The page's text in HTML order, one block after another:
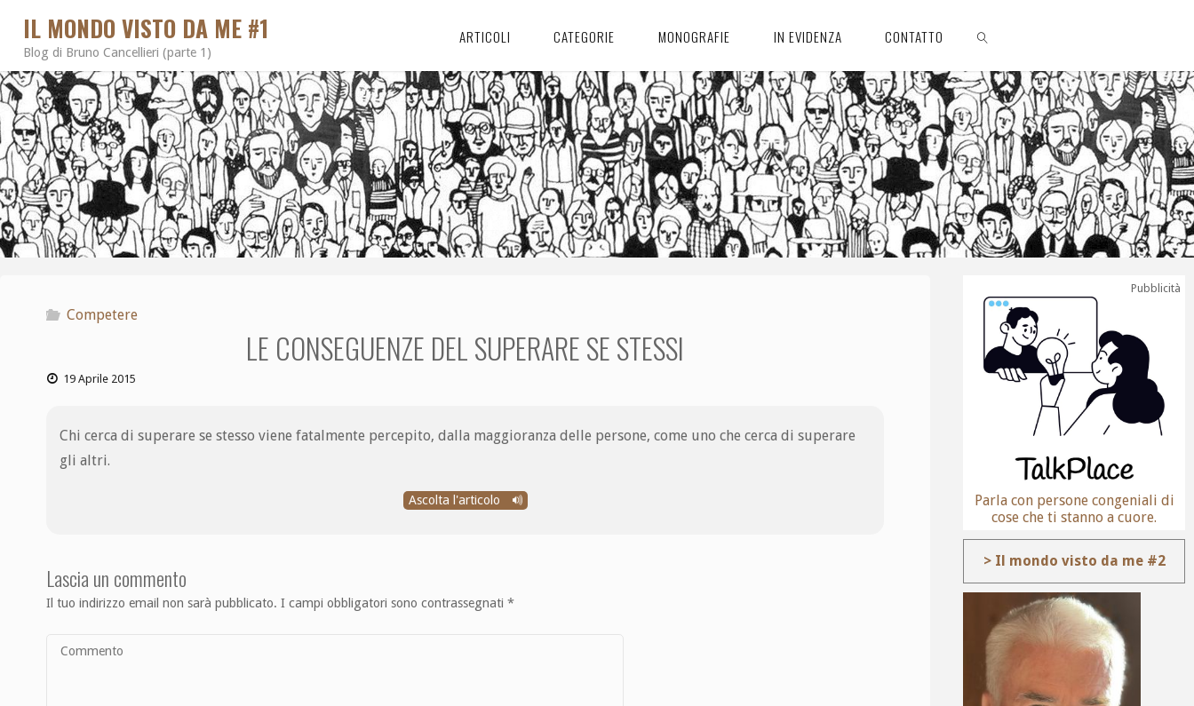
IL MONDO VISTO DA ME #1
Blog di Bruno Cancellieri (parte 1)
ARTICOLI CATEGORIE MONOGRAFIE IN EVIDENZA CONTATTO
CERCA
Competere
LE CONSEGUENZE DEL SUPERARE SE STESSI
19 Aprile 2015
Chi cerca di superare se stesso viene fatalmente percepito, dalla maggioranza delle persone, come uno che cerca di superare
gli altri.
Ascolta l'articolo
Lascia un commento
Il tuo indirizzo email non sarà pubblicato. I campi obbligatori sono contrassegnati*
Pubblicità
Parla con persone congeniali di
cose che ti stanno a cuore.
> Il mondo visto da me #2